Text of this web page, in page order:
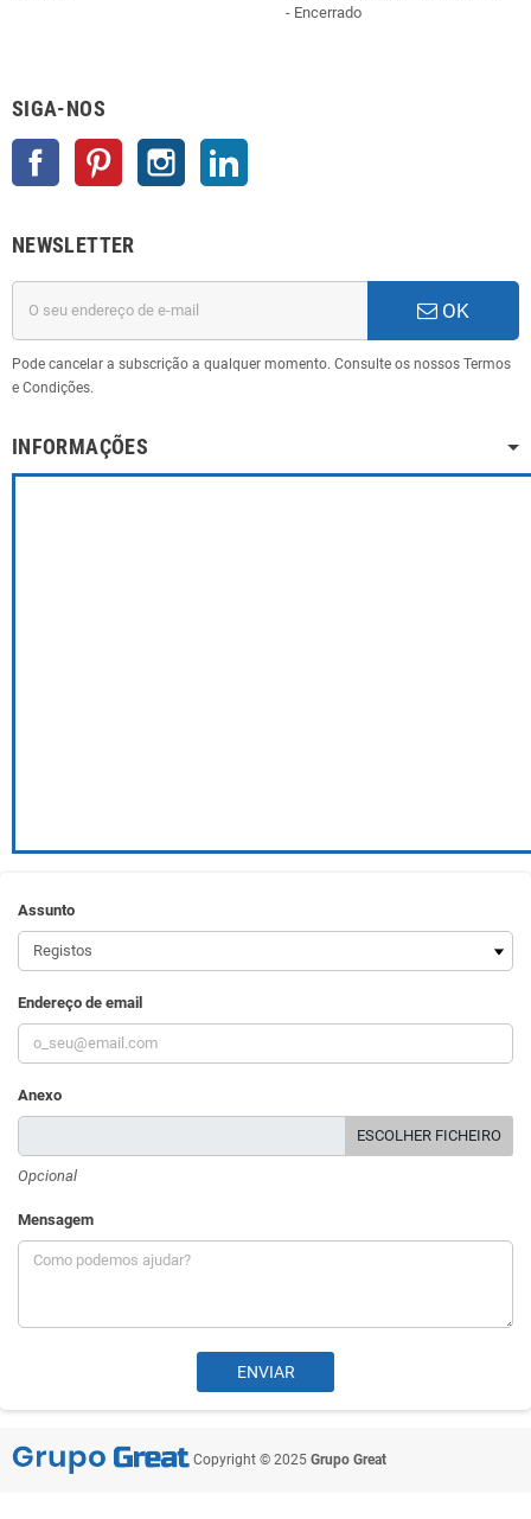
- Encerrado
SIGA-NOS
Facebook Pinterest Instagram
NEWSLETTER
OK
Pode cancelar a subscrição a qualquer momento. Consulte os nossos Termos
e Condições.
INFORMAÇÕES
Assunto
Endereço de email
Anexo
ESCOLHER FICHEIRO
Opcional
Mensagem
Copyright © 2025 Grupo Great